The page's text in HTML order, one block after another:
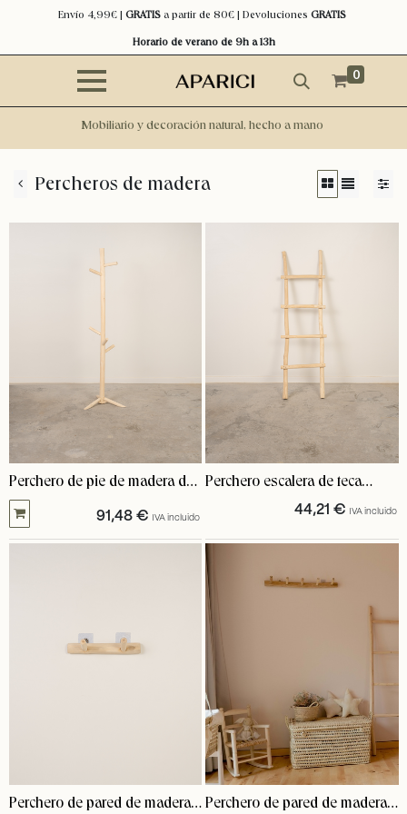
Envío 4,99€ | GRATISa partir de 80€ | Devoluciones GRATIS
Horario de verano de 9h a 13h
0
Mobiliario y decoración natural, hecho a mano
Percheros de madera
Perchero de pie de madera de
teca
91,48 € IVA incluido
Perchero escalera de teca
44,21 € IVA incluido
Perchero de pared de madera Perchero de pared de madera